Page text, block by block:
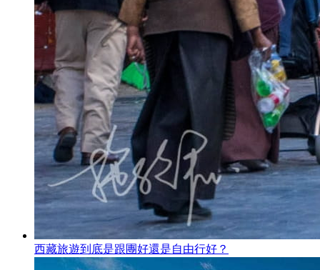
西藏旅遊到底是跟團好還是自由行好？